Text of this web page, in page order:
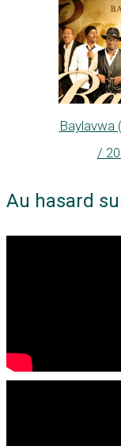
Baylavwa
/
Au hasard